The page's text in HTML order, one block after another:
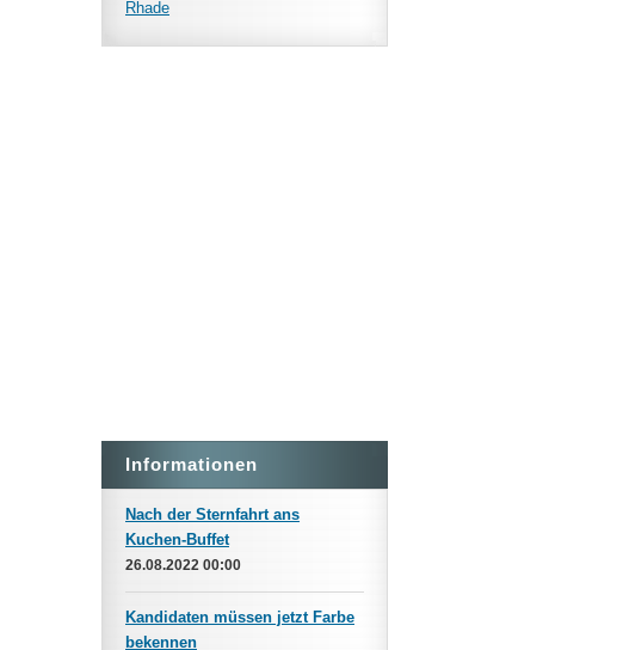
Rhade
Informationen
Nach der Sternfahrt ans
Kuchen-Buffet
26.08.2022 00:00
Kandidaten müssen jetzt Farbe
bekennen